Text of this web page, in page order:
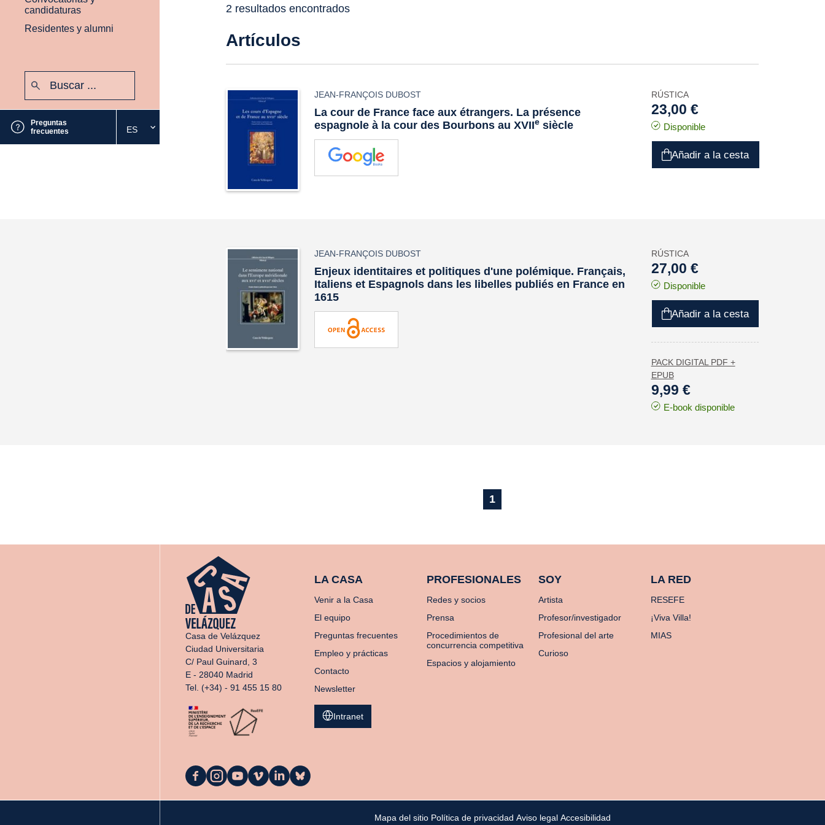
candidaturas
Residentes y alumni
Preguntas
frecuentes
Seleccione
el
ES
2 resultados encontrados
Artículos
JEAN-FRANÇOIS DUBOST
La cour de France face aux étrangers. La présence
espagnole à la cour des Bourbons au XVIIe siècle
RÚSTICA
23,00 €
Disponible
Añadir a la cesta
JEAN-FRANÇOIS DUBOST
Enjeux identitaires et politiques d'une polémique. Français,
Italiens et Espagnols dans les libelles publiés en France en
1615
RÚSTICA
27,00 €
Disponible
Añadir a la cesta
PACK DIGITAL PDF +
EPUB
9,99 €
E-book disponible
1
Casa de Velázquez
Ciudad Universitaria
C/ Paul Guinard, 3
E - 28040 Madrid
Tel. (+34) - 91 455 15 80
LA CASA
Venir a la Casa
El equipo
Preguntas frecuentes
Empleo y prácticas
Contacto
Newsletter
PROFESIONALES
Redes y socios
Prensa
Procedimientos de
concurrencia competitiva
Espacios y alojamiento
SOY
Artista
Profesor/investigador
Profesional del arte
Curioso
LA RED
RESEFE
¡Viva Villa!
MIAS
Intranet
La
Casa
en
La
Casa
en
La
Casa
en
La
Casa
en
La
Casa
en
La
Casa
en
Mapa del sitio Política de privacidad Aviso legal Accesibilidad